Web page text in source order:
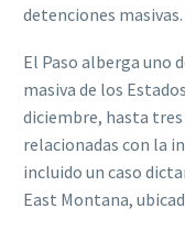
detenciones masivas.
El Paso alberga uno
masiva de los
diciembre, hasta tres
relacionadas con la
incluido un caso
East Montana,